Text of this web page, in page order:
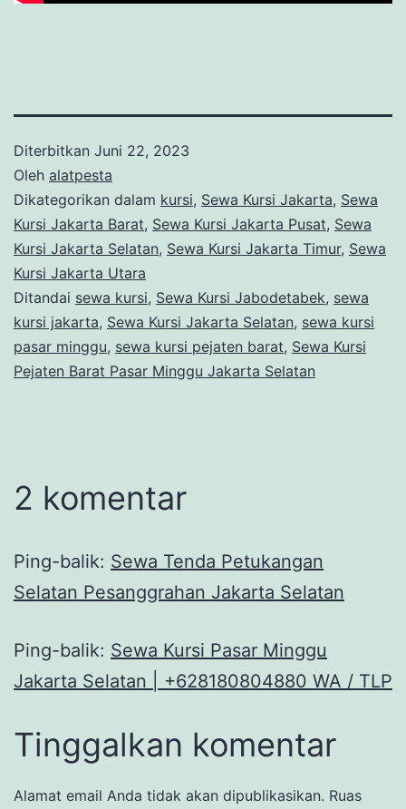
Diterbitkan Juni 22, 2023
Oleh alatpesta
Dikategorikan dalam kursi, Sewa Kursi Jakarta, Sewa
Kursi Jakarta Barat, Sewa Kursi Jakarta Pusat, Sewa
Kursi Jakarta Selatan, Sewa Kursi Jakarta Timur, Sewa
Kursi Jakarta Utara
Ditandai sewa kursi, Sewa Kursi Jabodetabek, sewa
kursi jakarta, Sewa Kursi Jakarta Selatan, sewa kursi
pasar minggu, sewa kursi pejaten barat, Sewa Kursi
Pejaten Barat Pasar Minggu Jakarta Selatan
2 komentar
Ping-balik: Sewa Tenda Petukangan
Selatan Pesanggrahan Jakarta Selatan
Ping-balik: Sewa Kursi Pasar Minggu
Jakarta Selatan | +628180804880 WA / TLP
Tinggalkan komentar
Alamat email Anda tidak akan dipublikasikan. Ruas